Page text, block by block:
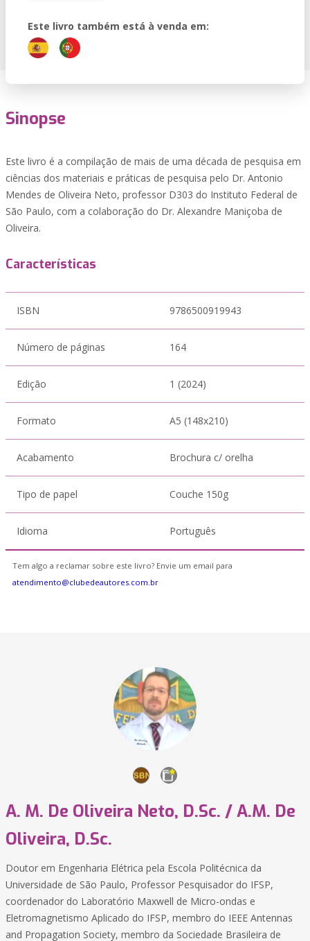
Este livro também está à venda em:
Sinopse
Este livro é a compilação de mais de uma década de pesquisa em
ciências dos materiais e práticas de pesquisa pelo Dr. Antonio
Mendes de Oliveira Neto, professor D303 do Instituto Federal de
São Paulo, com a colaboração do Dr. Alexandre Maniçoba de
Oliveira.
Características
ISBN 9786500919943
Número de páginas 164
Edição 1 (2024)
Formato A5 (148x210)
Acabamento Brochura c/ orelha
Tipo de papel Couche 150g
Idioma Português
Tem algo a reclamar sobre este livro? Envie um email para
atendimento@clubedeautores.com.br
A. M. De Oliveira Neto, D.Sc. / A.M. De
Oliveira, D.Sc.
Doutor em Engenharia Elétrica pela Escola Politécnica da
Universidade de São Paulo, Professor Pesquisador do IFSP,
coordenador do Laboratório Maxwell de Micro-ondas e
Eletromagnetismo Aplicado do IFSP, membro do IEEE Antennas
and Propagation Society, membro da Sociedade Brasileira de